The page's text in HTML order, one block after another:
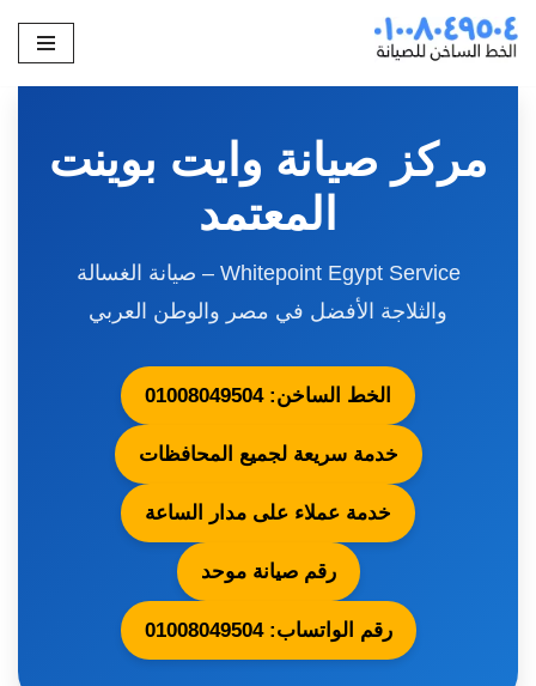
تخطى
إلى
مركز صيانة وايت بوينت
المعتمد
Whitepoint Egypt Service – صيانة الغسالة
والثلاجة الأفضل في مصر والوطن العربي
الخط الساخن: 01008049504
خدمة سريعة لجميع المحافظات
خدمة عملاء على مدار الساعة
رقم صيانة موحد
رقم الواتساب: 01008049504